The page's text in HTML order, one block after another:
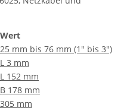
Wert
25 mm bis 76 mm (1" bis 3")
L 3 mm
L 152 mm
B 178 mm
305 mm